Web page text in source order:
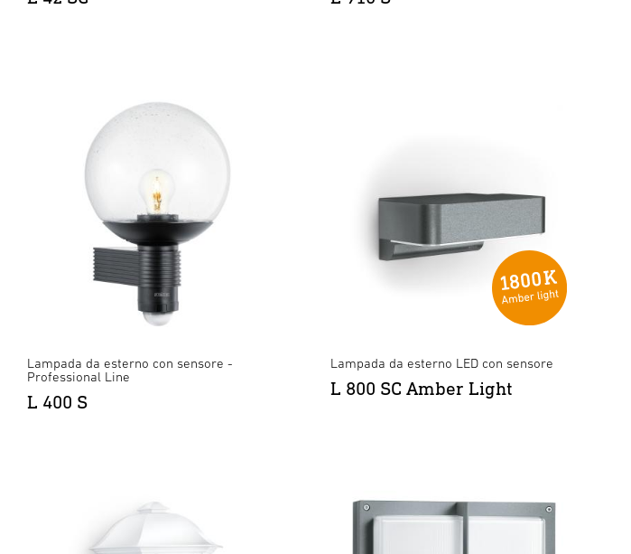
Lampada da esterno con sensore -
Professional Line
L 400 S
Lampada da esterno LED con sensore
L 800 SC Amber Light